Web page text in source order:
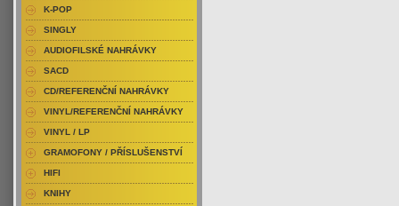
K-POP
SINGLY
AUDIOFILSKÉ NAHRÁVKY
SACD
CD/REFERENČNÍ NAHRÁVKY
VINYL/REFERENČNÍ NAHRÁVKY
VINYL / LP
GRAMOFONY / PŘÍSLUŠENSTVÍ
HIFI
KNIHY